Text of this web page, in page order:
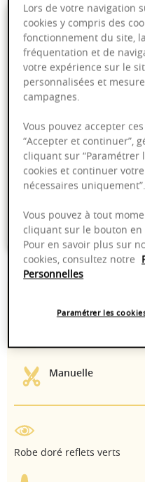
75cl-
Livraison offerte dans nos
Paiement sécurisé
Manuelle
Robe doré reflets verts
Lors de votre navigation
cookies y compris des
fonctionnement du site,
fréquentation et de
votre expérience sur le
personnalisées et
campagnes.
Vous pouvez accepter
“Accepter et continuer”,
cliquant sur “Paramétrer
cookies et continuer
nécessaires uniquement”.
Vous pouvez à tout
cliquant sur le bouton en
Pour en savoir plus sur
cookies, consultez notre
Personnelles
Paramétrer les